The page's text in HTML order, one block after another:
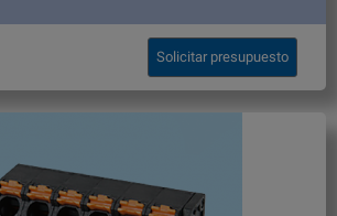
Solicitar presupuesto